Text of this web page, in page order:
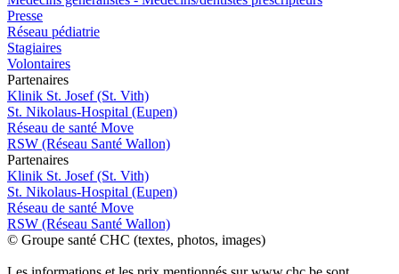
Presse
Réseau pédiatrie
Stagiaires
Volontaires
Partenaires
Klinik St. Josef (St. Vith)
St. Nikolaus-Hospital (Eupen)
Réseau de santé Move
RSW (Réseau Santé Wallon)
Partenaires
Klinik St. Josef (St. Vith)
St. Nikolaus-Hospital (Eupen)
Réseau de santé Move
RSW (Réseau Santé Wallon)
© Groupe santé CHC (textes, photos, images)